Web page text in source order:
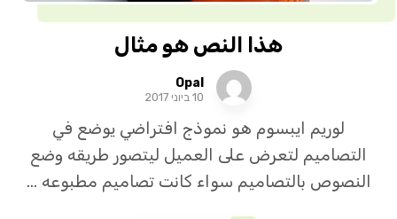
هذا النص هو مثال
Opal
10 ביוני 2017
لوريم ايبسوم هو نموذج افتراضي يوضع في
التصاميم لتعرض على العميل ليتصور طريقه وضع
النصوص بالتصاميم سواء كانت تصاميم مطبوعه ...